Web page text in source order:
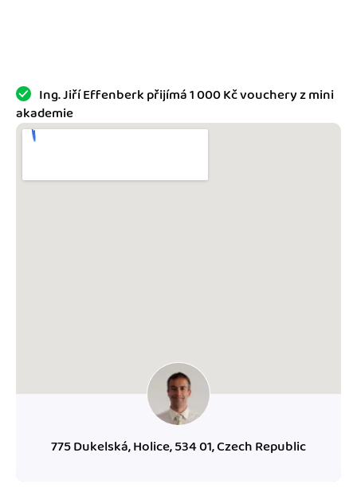
Fakturační poradna
Ing. Jiří Effenberk přijímá 1 000 Kč vouchery z mini
akademie
775 Dukelská, Holice, 534 01, Czech Republic